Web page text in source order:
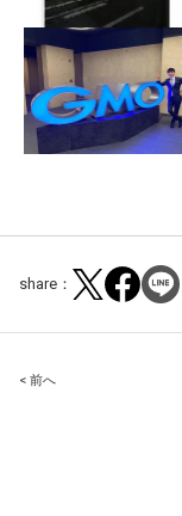
share：
Post
< 前へ